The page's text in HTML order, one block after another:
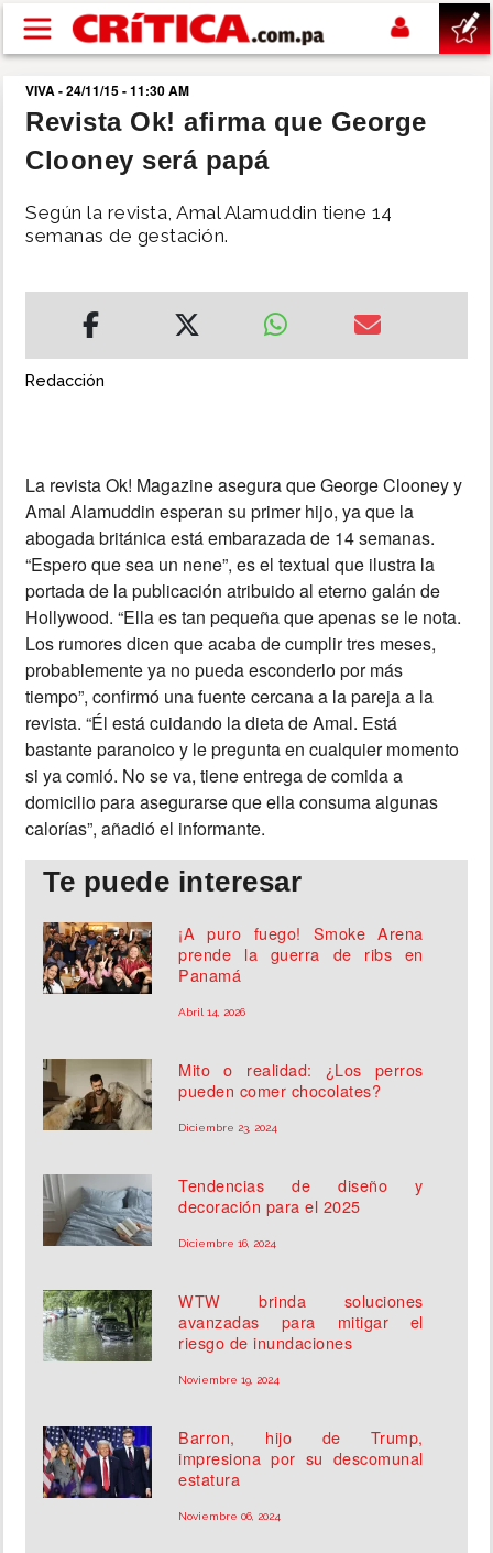
Pasar al contenido principal
buscar
SUCESOS
NACIONAL
INSÓLITAS
MULTIMEDIA
VIVA - 24/11/15 - 11:30 AM
Revista Ok! afirma que George
Clooney será papá
Según la revista, Amal Alamuddin tiene 14
semanas de gestación.
Redacción
La revista Ok! Magazine asegura que George Clooney y
Amal Alamuddin esperan su primer hijo, ya que la
abogada británica está embarazada de 14 semanas.
“Espero que sea un nene”, es el textual que ilustra la
portada de la publicación atribuido al eterno galán de
Hollywood. “Ella es tan pequeña que apenas se le nota.
Los rumores dicen que acaba de cumplir tres meses,
probablemente ya no pueda esconderlo por más
tiempo”, confirmó una fuente cercana a la pareja a la
revista. “Él está cuidando la dieta de Amal. Está
bastante paranoico y le pregunta en cualquier momento
si ya comió. No se va, tiene entrega de comida a
domicilio para asegurarse que ella consuma algunas
calorías”, añadió el informante.
Te puede interesar
¡A puro fuego! Smoke Arena
prende la guerra de ribs en
Panamá
Abril 14, 2026
Mito o realidad: ¿Los perros
pueden comer chocolates?
Diciembre 23, 2024
Tendencias de diseño y
decoración para el 2025
Diciembre 16, 2024
WTW brinda soluciones
avanzadas para mitigar el
riesgo de inundaciones
Noviembre 19, 2024
Barron, hijo de Trump,
impresiona por su descomunal
estatura
Noviembre 06, 2024